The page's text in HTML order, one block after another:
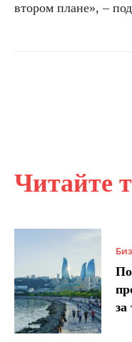
Читайте
за
втором плане», –